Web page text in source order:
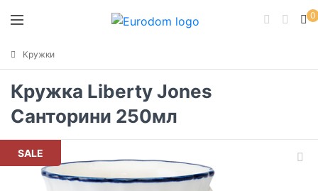
0
Кружки
Кружка Liberty Jones
Санторини 250мл
SALE